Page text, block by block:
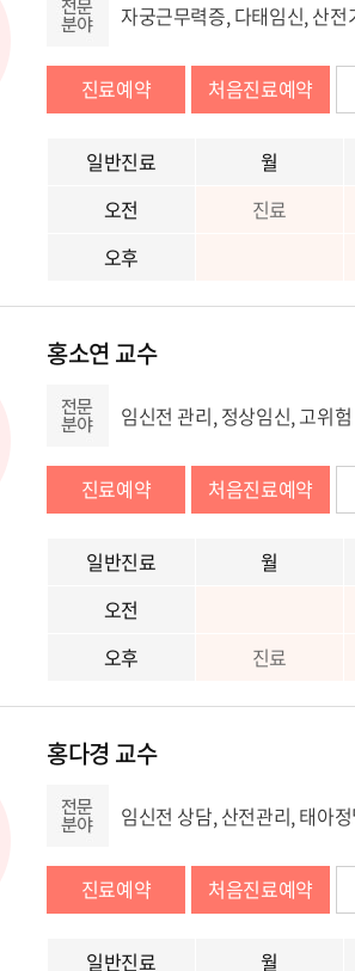
자궁근무력증, 다태임신, 산
진료예약 처음진료예약
일반진료
월
오전
진료
오후
홍소연 교수
임신전 관리, 정상임신, 고위
진료예약 처음진료예약
일반진료
월
오전
오후
진료
홍다경 교수
임신전 상담, 산전관리, 태아
진료예약 처음진료예약
일반진료 월